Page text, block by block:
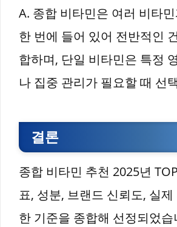
A. 종합 비타민은 여러 비타
한 번에 들어 있어 전반적인
합하며, 단일 비타민은 특정
나 집중 관리가 필요할 때 선
결론
종합 비타민 추천 2025년
표, 성분, 브랜드 신뢰도, 실
한 기준을 종합해 선정되었습